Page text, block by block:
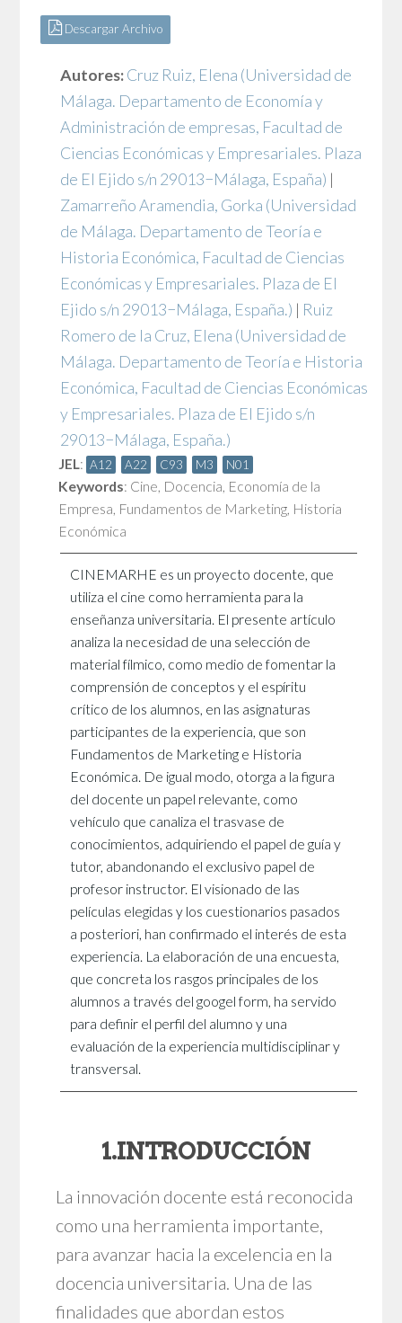
Descargar Archivo
Autores:Cruz Ruiz, Elena (Universidad de
Málaga. Departamento de Economía y
Administración de empresas, Facultad de
Ciencias Económicas y Empresariales. Plaza
de El Ejido s/n 29013−Málaga, España) |
Zamarreño Aramendia, Gorka (Universidad
de Málaga. Departamento de Teoría e
Historia Económica, Facultad de Ciencias
Económicas y Empresariales. Plaza de El
Ejido s/n 29013−Málaga, España.) | Ruiz
Romero de la Cruz, Elena (Universidad de
Málaga. Departamento de Teoría e Historia
Económica, Facultad de Ciencias Económicas
y Empresariales. Plaza de El Ejido s/n
29013−Málaga, España.)
JEL: A12 A22 C93 M3 N01
Keywords: Cine, Docencia, Economía de la
Empresa, Fundamentos de Marketing, Historia
Económica
CINEMARHE es un proyecto docente, que
utiliza el cine como herramienta para la
enseñanza universitaria. El presente artículo
analiza la necesidad de una selección de
material fílmico, como medio de fomentar la
comprensión de conceptos y el espíritu
crítico de los alumnos, en las asignaturas
participantes de la experiencia, que son
Fundamentos de Marketing e Historia
Económica. De igual modo, otorga a la figura
del docente un papel relevante, como
vehículo que canaliza el trasvase de
conocimientos, adquiriendo el papel de guía y
tutor, abandonando el exclusivo papel de
profesor instructor. El visionado de las
películas elegidas y los cuestionarios pasados
a posteriori, han confirmado el interés de esta
experiencia. La elaboración de una encuesta,
que concreta los rasgos principales de los
alumnos a través del googel form, ha servido
para definir el perfil del alumno y una
evaluación de la experiencia multidisciplinar y
transversal.
1.INTRODUCCIÓN
La innovación docente está reconocida
como una herramienta importante,
para avanzar hacia la excelencia en la
docencia universitaria. Una de las
finalidades que abordan estos